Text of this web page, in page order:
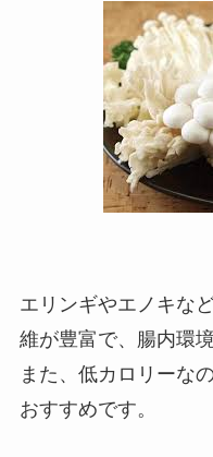
エリンギやエノキな
維が豊富で、腸内環
また、低カロリーな
おすすめです。